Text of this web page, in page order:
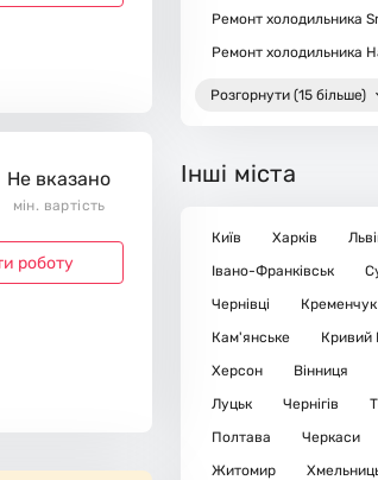
Ремонт холодильника
Ремонт холодильника
Розгорнути (15 більше)
Інші міста
Київ Харків
Івано-Франківськ
Чернівці
Кременчук
Кам'янське
Кривий
Херсон
Вінниця
Луцьк
Чернігів
Полтава
Черкаси
Житомир
Не вказано
мін. вартість
роботу